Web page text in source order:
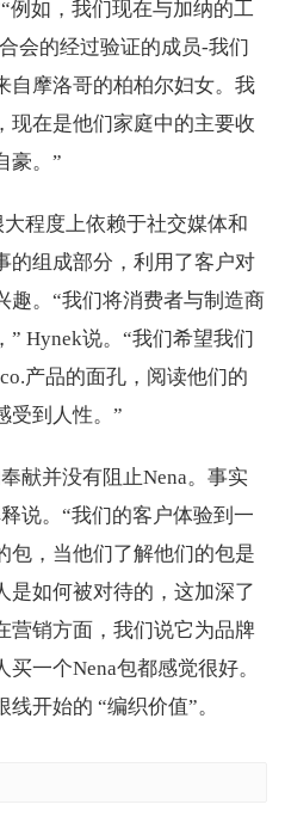
例如，我们现在与加纳的工
会的经过验证的成员-我们
自摩洛哥的柏柏尔妇女。我
现在是他们家庭中的主要收
豪。”
程度上依赖于社交媒体和
的组成部分，利用了客户对
趣。“我们将消费者与制造商
Hynek说。“我们希望我们
产品的面孔，阅读他们的
受到人性。”
献并没有阻止Nena。事实
说。“我们的客户体验到一
包，当他们了解他们的包是
是如何被对待的，这加深了
营销方面，我们说它为品牌
一个Nena包都感觉很好。
开始的 “编织价值”。